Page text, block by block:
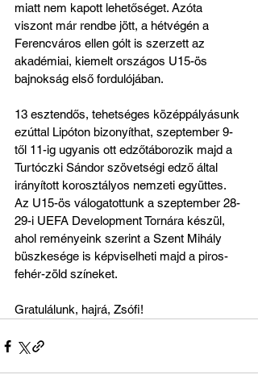
miatt nem kapott lehetőséget. Azóta
viszont már rendbe jött, a hétvégén a
Ferencváros ellen gólt is szerzett az
akadémiai, kiemelt országos U15-ös
bajnokság első fordulójában.
13 esztendős, tehetséges középpályásunk
ezúttal Lipóton bizonyíthat, szeptember 9-
től 11-ig ugyanis ott edzőtáborozik majd a
Turtóczki Sándor szövetségi edző által
irányított korosztályos nemzeti együttes.
Az U15-ös válogatottunk a szeptember 28-
29-i UEFA Development Tornára készül,
ahol reményeink szerint a Szent Mihály
büszkesége is képviselheti majd a piros-
fehér-zöld színeket.
Gratulálunk, hajrá, Zsófi!